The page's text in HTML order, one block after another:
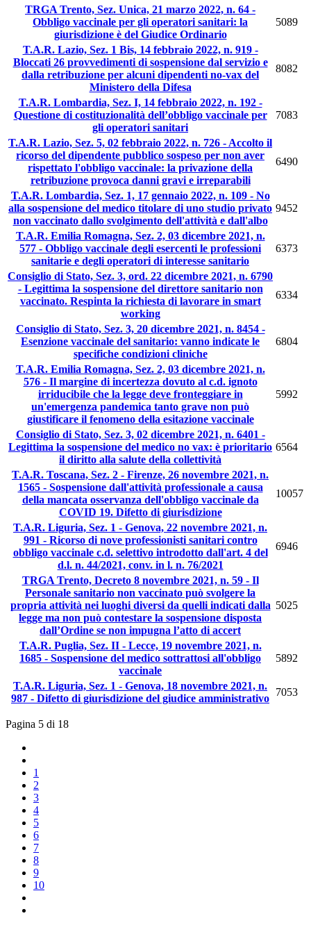
TRGA Trento, Sez. Unica, 21 marzo 2022, n. 64 -
Obbligo vaccinale per gli operatori sanitari: la
giurisdizione è del Giudice Ordinario
5089
T.A.R. Lazio, Sez. 1 Bis, 14 febbraio 2022, n. 919 -
Bloccati 26 provvedimenti di sospensione dal servizio e
dalla retribuzione per alcuni dipendenti no-vax del
Ministero della Difesa
8082
T.A.R. Lombardia, Sez. I, 14 febbraio 2022, n. 192 -
Questione di costituzionalità dell’obbligo vaccinale per
gli operatori sanitari
7083
T.A.R. Lazio, Sez. 5, 02 febbraio 2022, n. 726 - Accolto il
ricorso del dipendente pubblico sospeso per non aver
rispettato l'obbligo vaccinale: la privazione della
retribuzione provoca danni gravi e irreparabili
6490
T.A.R. Lombardia, Sez. 1, 17 gennaio 2022, n. 109 - No
alla sospensione del medico titolare di uno studio privato
non vaccinato dallo svolgimento dell'attività e dall'albo
9452
T.A.R. Emilia Romagna, Sez. 2, 03 dicembre 2021, n.
577 - Obbligo vaccinale degli esercenti le professioni
sanitarie e degli operatori di interesse sanitario
6373
Consiglio di Stato, Sez. 3, ord. 22 dicembre 2021, n. 6790
- Legittima la sospensione del direttore sanitario non
vaccinato. Respinta la richiesta di lavorare in smart
working
6334
Consiglio di Stato, Sez. 3, 20 dicembre 2021, n. 8454 -
Esenzione vaccinale del sanitario: vanno indicate le
specifiche condizioni cliniche
6804
T.A.R. Emilia Romagna, Sez. 2, 03 dicembre 2021, n.
576 - Il margine di incertezza dovuto al c.d. ignoto
irriducibile che la legge deve fronteggiare in
un'emergenza pandemica tanto grave non può
giustificare il fenomeno della esitazione vaccinale
5992
Consiglio di Stato, Sez. 3, 02 dicembre 2021, n. 6401 -
Legittima la sospensione del medico no vax: è prioritario
il diritto alla salute della collettività
6564
T.A.R. Toscana, Sez. 2 - Firenze, 26 novembre 2021, n.
1565 - Sospensione dall'attività professionale a causa
della mancata osservanza dell'obbligo vaccinale da
COVID 19. Difetto di giurisdizione
10057
T.A.R. Liguria, Sez. 1 - Genova, 22 novembre 2021, n.
991 - Ricorso di nove professionisti sanitari contro
obbligo vaccinale c.d. selettivo introdotto dall'art. 4 del
d.l. n. 44/2021, conv. in l. n. 76/2021
6946
TRGA Trento, Decreto 8 novembre 2021, n. 59 - Il
Personale sanitario non vaccinato può svolgere la
propria attività nei luoghi diversi da quelli indicati dalla
legge ma non può contestare la sospensione disposta
dall’Ordine se non impugna l’atto di accert
5025
T.A.R. Puglia, Sez. II - Lecce, 19 novembre 2021, n.
1685 - Sospensione del medico sottrattosi all'obbligo
vaccinale
5892
T.A.R. Liguria, Sez. 1 - Genova, 18 novembre 2021, n.
987 - Difetto di giurisdizione del giudice amministrativo
7053
Pagina 5 di 18
1
2
3
4
5
6
7
8
9
10